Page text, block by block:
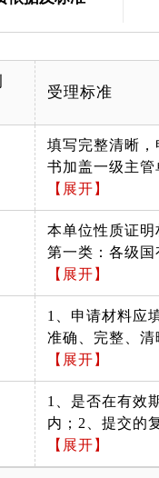
受理标准
填写完整清晰，
书加盖一级主管
和本单位公章。
示：中央在京企
上级监管机构为
央企，网申信息
申请书均应填写
央企单位名称并
一级央企公（印
章；市属区属国
盖设立单位公（
章或由国资委盖
【展开】
本单位性质证明
第一类：各级国
业 （一）申请单
一级中央企业在
（分/子）公司的
当提交一级央企
证明：国务院国
名录、中央各部
（及同级别单位
央企的设立批准
或其他证明材料
一，国资委名录
【展开】
1、申请材料应
准确、完整、清
内容无遗漏，无
改。 2、A4纸
后，加盖公章与
单位一致，印盖
晰。 3、加盖公
以PDF格式扫描
【展开】
1、是否在有效
内；2、提交的
件与原件是否一
【展开】